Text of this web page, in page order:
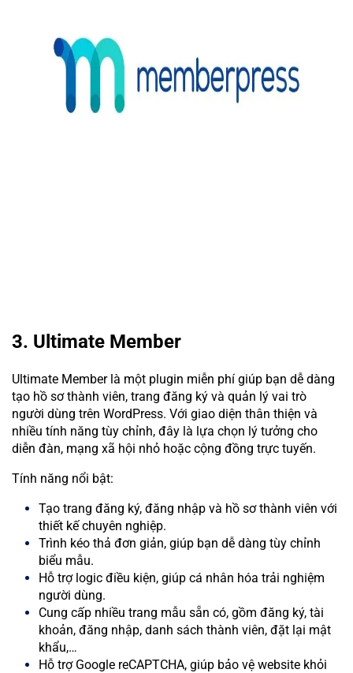
3. Ultimate Member
Ultimate Member là một plugin miễn phí giúp bạn dễ dàng
tạo hồ sơ thành viên, trang đăng ký và quản lý vai trò
người dùng trên WordPress. Với giao diện thân thiện và
nhiều tính năng tùy chỉnh, đây là lựa chọn lý tưởng cho
diễn đàn, mạng xã hội nhỏ hoặc cộng đồng trực tuyến.
Tính năng nổi bật:
Tạo trang đăng ký, đăng nhập và hồ sơ thành viên với
thiết kế chuyên nghiệp.
Trình kéo thả đơn giản, giúp bạn dễ dàng tùy chỉnh
biểu mẫu.
Hỗ trợ logic điều kiện, giúp cá nhân hóa trải nghiệm
người dùng.
Cung cấp nhiều trang mẫu sẵn có, gồm đăng ký, tài
khoản, đăng nhập, danh sách thành viên, đặt lại mật
khẩu,…
Hỗ trợ Google reCAPTCHA, giúp bảo vệ website khỏi